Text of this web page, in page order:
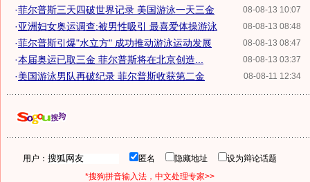
08-08-13 10:07
·菲尔普斯三天四破世界记录 美国游泳一天三金
08-08-13 08:48
·亚洲妇女奥运调查:被男性吸引 最喜爱体操游泳
08-08-13 08:47
·菲尔普斯引爆"水立方" 成功推动游泳运动发展
08-08-13 03:37
·本届奥运已取三金 菲尔普斯将在北京创造...
08-08-11 12:34
·美国游泳男队再破纪录 菲尔普斯收获第二金
用户： 匿名 隐藏地址
设为辩论话题
*搜狗拼音输入法，中文处理专家>>